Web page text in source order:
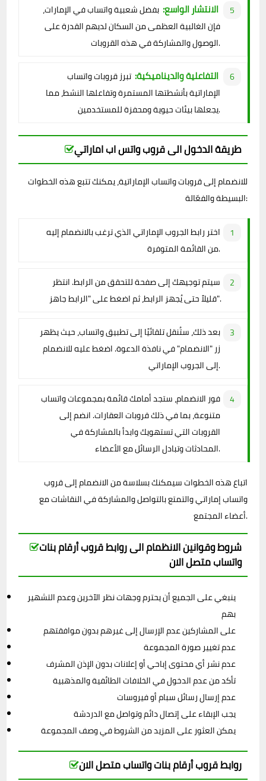
الانتشار الواسع: بفضل شعبية واتساب في الإمارات،
فإن الغالبية العظمى من السكان لديهم القدرة على
الوصول والمشاركة في هذه القروبات.
التفاعلية والديناميكية: تبرز قروبات واتساب
الإماراتية بأنشطتها المستمرة وتفاعلها النشط، مما
يجعلها بيئات حيوية ومحفزة للمستخدمين.
طريقة الدخول الى قروب واتس اب اماراتي
للانضمام إلى قروبات واتساب الإماراتية، يمكنك تتبع هذه الخطوات
البسيطة والفعّالة:
اختر رابط الجروب الإماراتي الذي ترغب بالانضمام إليه
من القائمة المتوفرة.
سيتم توجيهك إلى صفحة للتحقق من الرابط. انتظر
قليلاً حتى يُجهز الرابط، ثم اضغط على "الرابط جاهز".
بعد ذلك، ستُنقل تلقائيًا إلى تطبيق واتساب، حيث يظهر
زر "الانضمام" في نافذة الدعوة. اضغط عليه للانضمام
إلى الجروب الإماراتي.
فور الانضمام، ستجد أمامك قائمة بمجموعات واتساب
متنوعة، بما في ذلك قروبات العقارات. انضم إلى
القروبات التي تستهويك وابدأ بالمشاركة في
المحادثات وتبادل الرسائل مع الأعضاء.
اتباع هذه الخطوات سيمكنك بسلاسة من الانضمام إلى قروب
واتساب إماراتي والتمتع بالتواصل والمشاركة في النقاشات مع
أعضاء المجتمع.
شروط وقوانين الانظمام الى روابط قروب أرقام بنات
واتساب متصل الان
ينبغي على الجميع أن يحترم وجهات نظر الآخرين وعدم التشهير
بهم
على المشاركين عدم الإرسال إلى غيرهم بدون موافقتهم
عدم تغيير صورة المجموعة
عدم نشر أي محتوى إباحي أو إعلانات بدون الإذن المشرف
تأكد من عدم الدخول في الخلافات الطائفية والمذهبية
عدم إرسال رسائل سبام أو فيروسات
يجب الإبقاء على إتصال دائم وتواصل مع الدردشة
يمكن العثور على المزيد من الشروط في وصف المجموعة
روابط قروب أرقام بنات واتساب متصل الان